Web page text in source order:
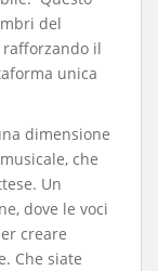
del
rafforzando il
unica
dimensione
che
Un
dove le voci
creare
Che siate